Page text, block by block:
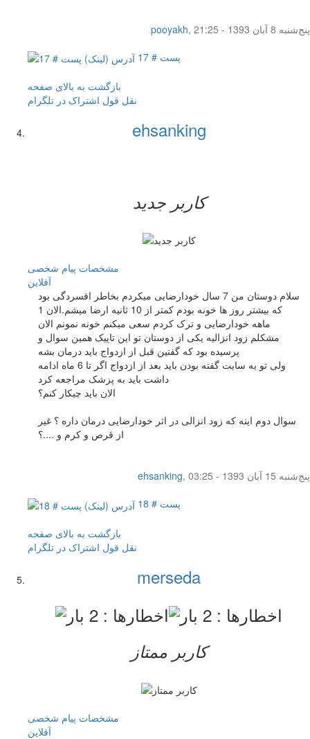
pooyakh,
پنج‌شنبه 8 آبان 1393 - 21:25
پست # 17
بازگشت به بالای صفحه
نقل قول اشتراک در تلگرام
ehsanking
کاربر جدید
مشخصات پیام شخصی
آفلاين
سلام دوستان من 7 سال خودارضایی میکردم بخاطر افسردگی بود
که بیشتر روز ها خونه بودم کمتر از 10 ثانیه ارضا میشم.الان 1
ماهه خودارضایی و ترک کردم سعی میکنم خونه نمونم الان
مشکلم زود انزالیه یکی از دوستان تو این تاپیک همین سوال و
پرسیده بود که گفتین قبل از ازدواج باید درمان بشه
ولی تو یه سایت گفته بودن باید بعد از ازدواج اگر تا 6 ماه ادامه
داشت باید به پزشک مراجعه کرد
الان باید چیکار کنم؟
سوال دوم اینه که زود انزالی در اثر خودارضایی درمان داره ؟ غیر
از قرص و کرم و ....؟
ehsanking,
پنج‌شنبه 15 آبان 1393 - 03:25
پست # 18
بازگشت به بالای صفحه
نقل قول اشتراک در تلگرام
merseda
کاربر ممتاز
مشخصات پیام شخصی
آفلاين